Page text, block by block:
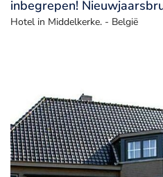
inbegrepen!
Hotel in Middelkerke. - België